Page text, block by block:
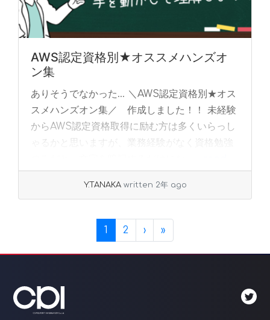
AWS認定資格別★オススメハンズオ
ン集
ありそうでなかった… ＼AWS認定資格別★オス
スメハンズオン集／ 作成しました！！ 未経験
からAWS認定資格取得に励む方は多くいらっし
ゃるかと思いますが、業務経験がなく資格勉強
Y.TANAKA written 2年 ago
Current Page
1 Page
2 › »